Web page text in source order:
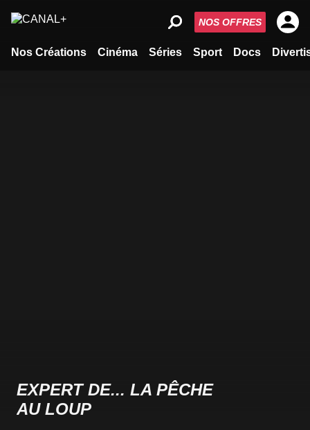
Nos Créations Cinéma Séries Sport Docs
NOS OFFRES
EXPERT DE... LA PÊCHE
AU LOUP